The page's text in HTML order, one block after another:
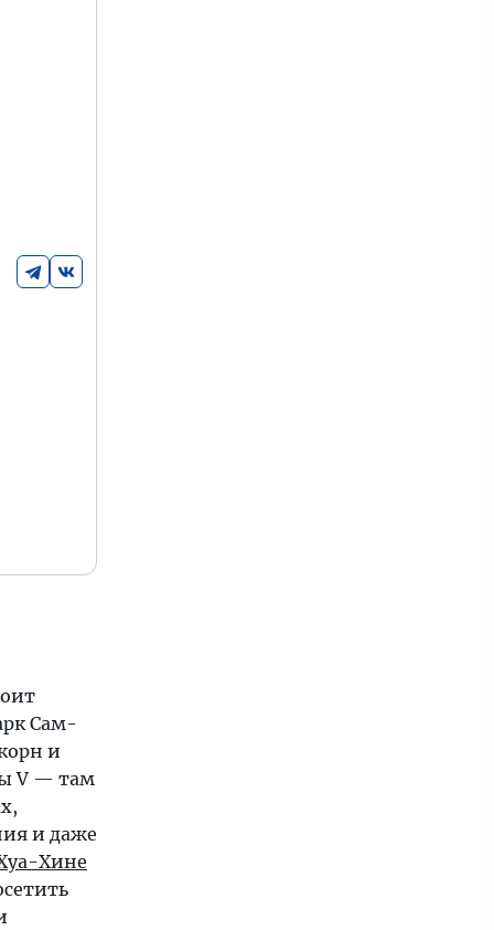
Сам-
и
V — там
и даже
Хине